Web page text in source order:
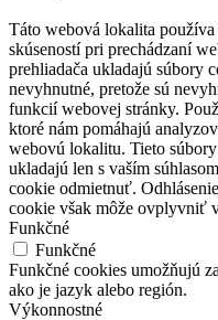
Táto webová lokalita
skúseností pri prechádzaní
prehliadača ukladajú súbory
nevyhnutné, pretože sú
funkcií webovej stránky.
ktoré nám pomáhajú
webovú lokalitu. Tieto
ukladajú len s vaším
cookie odmietnuť.
cookie však môže ovplyvniť
Funkčné
Funkčné
Funkčné cookies umožňujú
ako je jazyk alebo región.
Výkonnostné